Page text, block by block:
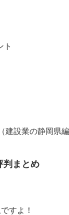
ト
設業の静岡県
判まとめ
すよ！